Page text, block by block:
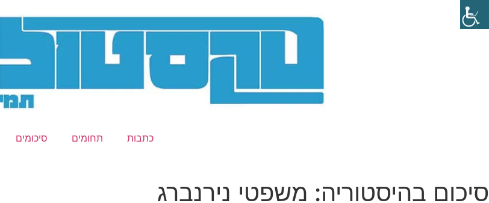
כתבות תחומים סיכומים
סיכום בהיסטוריה: משפטי נירנברג